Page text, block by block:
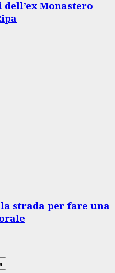
Monastero
strada per fare una